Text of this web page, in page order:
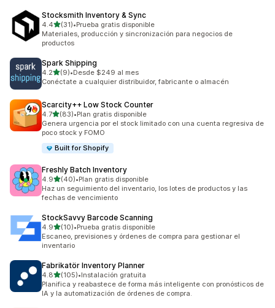
Stocksmith Inventory & Sync
4.4de 5 estrellas
(31)
31 reseñas en total
•Prueba gratis disponible
Materiales, producción y sincronización para negocios de
productos
Spark Shipping
4.2de 5 estrellas
(9)
9 reseñas en total
•Desde $249 al mes
Conéctate a cualquier distribuidor, fabricante o almacén
Scarcity++ Low Stock Counter
4.7de 5 estrellas
(83)
83 reseñas en total
•Plan gratis disponible
Genera urgencia por el stock limitado con una cuenta regresiva de
poco stock y FOMO
Built for Shopify
Freshly Batch Inventory
4.9de 5 estrellas
(40)
40 reseñas en total
•Plan gratis disponible
Haz un seguimiento del inventario, los lotes de productos y las
fechas de vencimiento
StockSavvy Barcode Scanning
4.9de 5 estrellas
(10)
10 reseñas en total
•Prueba gratis disponible
Escaneo, previsiones y órdenes de compra para gestionar el
inventario
Fabrikatör Inventory Planner
4.8de 5 estrellas
(105)
105 reseñas en total
•Instalación gratuita
Planifica y reabastece de forma más inteligente con pronósticos de
IA y la automatización de órdenes de compra.